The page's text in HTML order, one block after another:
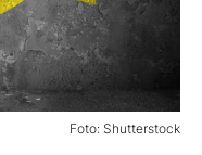
Foto: Shutterstock